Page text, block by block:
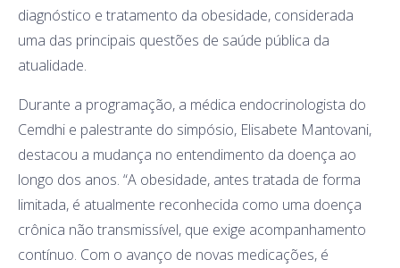
diagnóstico e tratamento da obesidade, considerada
uma das principais questões de saúde pública da
atualidade.
Durante a programação, a médica endocrinologista do
Cemdhi e palestrante do simpósio, Elisabete Mantovani,
destacou a mudança no entendimento da doença ao
longo dos anos. “A obesidade, antes tratada de forma
limitada, é atualmente reconhecida como uma doença
crônica não transmissível, que exige acompanhamento
contínuo. Com o avanço de novas medicações, é